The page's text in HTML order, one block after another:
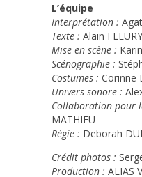
L’équipe
Interprétation :
Texte : Alain FLEURY
Mise en scène :
Scénographie :
Costumes : Corinne
Univers sonore :
Collaboration pour
MATHIEU
Régie : Deborah
Crédit photos :
Production : ALIAS